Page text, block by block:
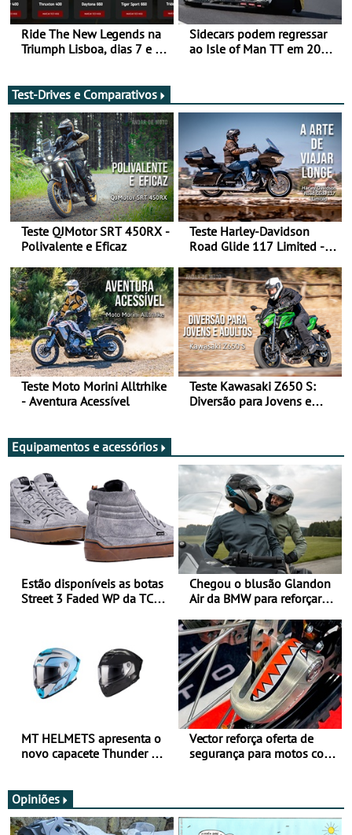
Ride The New Legends na
Triumph Lisboa, dias 7 e 8
Sidecars podem regressar
ao Isle of Man TT em 2027
Test-Drives e Comparativos
Teste QJMotor SRT 450RX -
Polivalente e Eficaz
Teste Harley-Davidson
Road Glide 117 Limited - A
Teste Moto Morini Alltrhike
- Aventura Acessível
Teste Kawasaki Z650 S:
Diversão para Jovens e
Equipamentos e acessórios
Estão disponíveis as botas
Street 3 Faded WP da TCX
Chegou o blusão Glandon
Air da BMW para reforçar
verão
MT HELMETS apresenta o
novo capacete Thunder 4 R
Vector reforça oferta de
segurança para motos com
Opiniões